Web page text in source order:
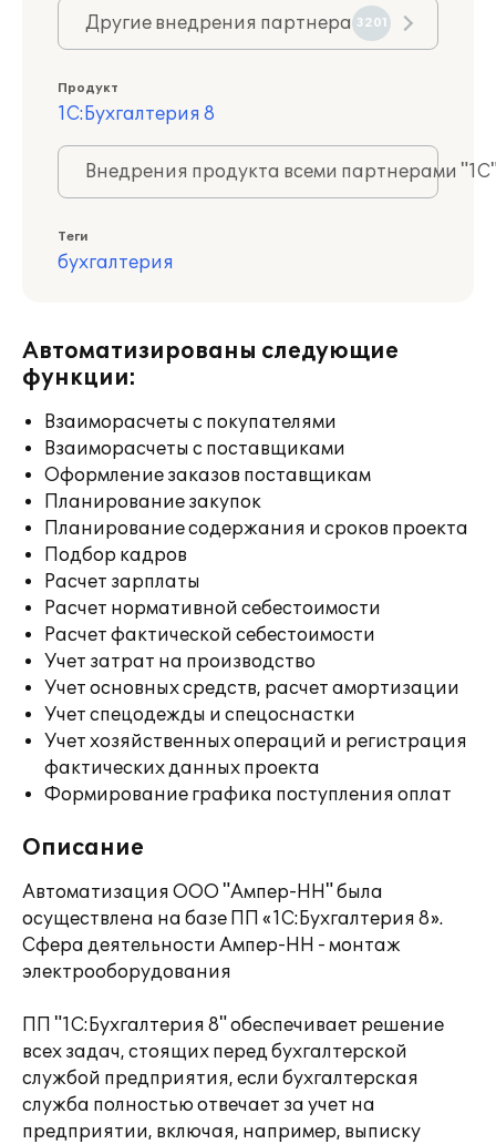
Другие внедрения партнера 3201
Продукт
1С:Бухгалтерия 8
Внедрения продукта всеми партнерами
Теги
бухгалтерия
Автоматизированы следующие
функции:
Взаиморасчеты с покупателями
Взаиморасчеты с поставщиками
Оформление заказов поставщикам
Планирование закупок
Планирование содержания и сроков проекта
Подбор кадров
Расчет зарплаты
Расчет нормативной себестоимости
Расчет фактической себестоимости
Учет затрат на производство
Учет основных средств, расчет амортизации
Учет спецодежды и спецоснастки
Учет хозяйственных операций и регистрация
фактических данных проекта
Формирование графика поступления оплат
Описание
Автоматизация ООО "Ампер-НН" была
осуществлена на базе ПП «1С:Бухгалтерия 8».
Сфера деятельности Ампер-НН - монтаж
электрооборудования
ПП "1С:Бухгалтерия 8" обеспечивает решение
всех задач, стоящих перед бухгалтерской
службой предприятия, если бухгалтерская
служба полностью отвечает за учет на
предприятии, включая, например, выписку